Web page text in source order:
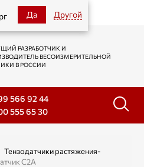
Да Другой
РАЗРАБОТЧИК И
ВЕСОИЗМЕРИТЕЛЬНОЙ
В РОССИИ
566 92 44
555 65 30
Тензодатчики растяжения-
С2А